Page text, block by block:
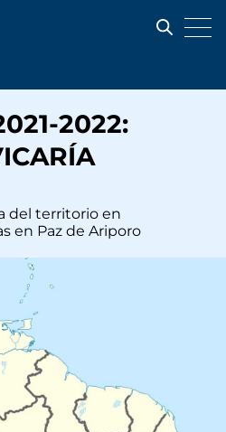
2022:
del territorio en
en Paz de Ariporo